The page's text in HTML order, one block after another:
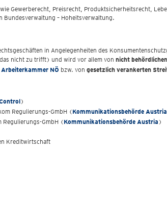
Gewerberecht, Preisrecht, Produktsicherheitsrecht,
Bundesverwaltung – Hoheitsverwaltung.
in Angelegenheiten des
nicht zu trifft) und wird vor allem von nicht
NÖ bzw. von gesetzlich verankerten
)
Regulierungs-GmbH (Kommunikationsbehörde Austria
Regulierungs-GmbH (Kommunikationsbehörde Austria)
Kreditwirtschaft